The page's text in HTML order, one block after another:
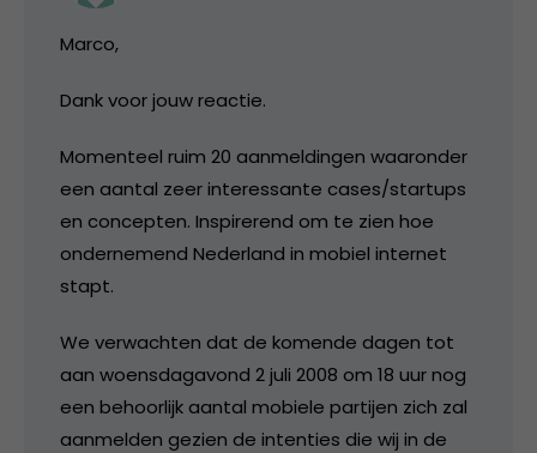
Marco,
Dank voor jouw reactie.
Momenteel ruim 20 aanmeldingen waaronder
een aantal zeer interessante cases/startups
en concepten. Inspirerend om te zien hoe
ondernemend Nederland in mobiel internet
stapt.
We verwachten dat de komende dagen tot
aan woensdagavond 2 juli 2008 om 18 uur nog
een behoorlijk aantal mobiele partijen zich zal
aanmelden gezien de intenties die wij in de